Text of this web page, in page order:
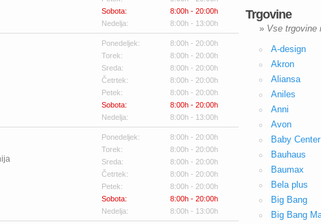
Sobota:
8:00h - 20:00h
Nedelja:
8:00h - 13:00h
Ponedeljek:
8:00h - 20:00h
Torek:
8:00h - 20:00h
Sreda:
8:00h - 20:00h
Četrtek:
8:00h - 20:00h
Petek:
8:00h - 20:00h
Sobota:
8:00h - 20:00h
Nedelja:
8:00h - 13:00h
Ponedeljek:
8:00h - 20:00h
Torek:
8:00h - 20:00h
Sreda:
8:00h - 20:00h
Četrtek:
8:00h - 20:00h
Petek:
8:00h - 20:00h
Sobota:
8:00h - 20:00h
Nedelja:
8:00h - 13:00h
Trgovine
» Vse trgovine
A-design
Akron
Aliansa
Aniles
Anni
Avon
Baby Center
Bauhaus
Baumax
Bela plus
Big Bang
Big Bang